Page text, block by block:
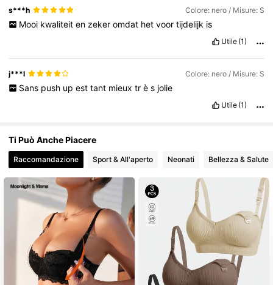
s***h Colore: nero / Misure: S
Mooi kwaliteit en zeker omdat het voor tijdelijk is
Utile (1)
j***l Colore: nero / Misure: S
Sans push up est tant mieux tr è s jolie
Utile (1)
Ti Può Anche Piacere
Raccomandazione Sport & All'aperto Neonati Bellezza & Salute